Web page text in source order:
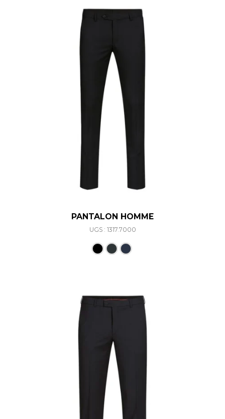
PANTALON HOMME
UGS : 1317.7000